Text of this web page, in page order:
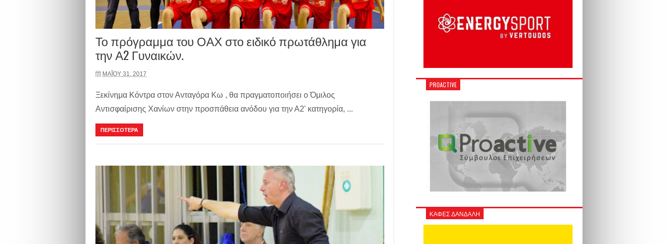
Το πρόγραμμα του ΟΑΧ στο ειδικό πρωτάθλημα για
την Α2 Γυναικών.
ΜΑΪ́ΟΥ 31, 2017
Ξεκίνημα Κόντρα στον Ανταγόρα Κω , θα πραγματοποιήσει ο Όμιλος
Αντισφαίρισης Χανίων στην προσπάθεια ανόδου για την Α2' κατηγορία, ...
ΠΕΡΙΣΣΟΤΕΡΑ
PROACTIVE
ΚΑΦΕΣ ΔΑΝΔΑΛΗ